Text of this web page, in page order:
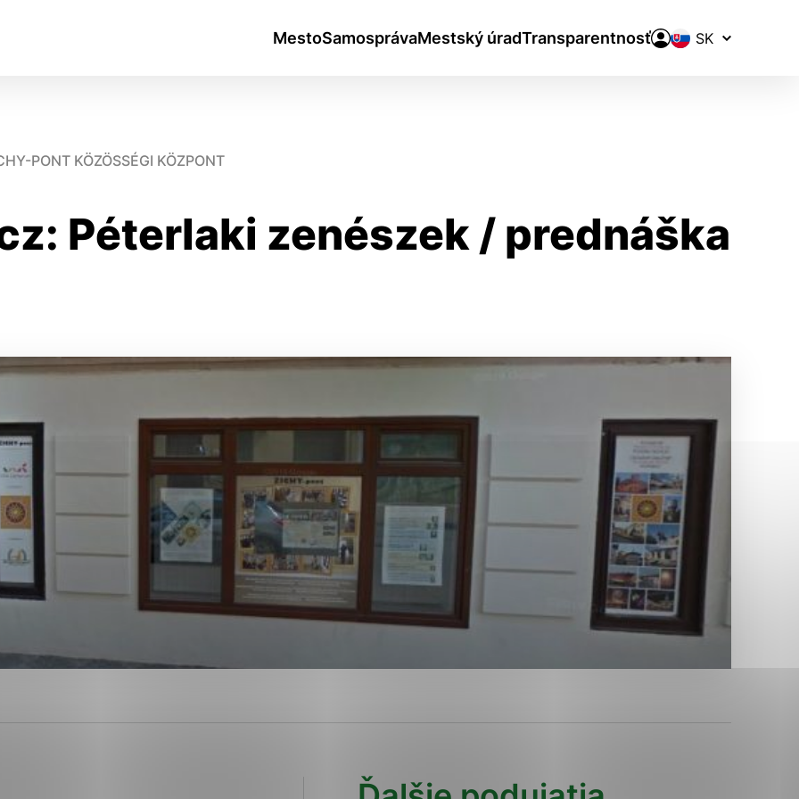
MestoSamosprávaMestský úradTransparentnosť
Prepínač
jazykov
PONT KÖZÖSSÉGI KÖZPONT
Péterlaki zenészek / prednáška
ktorú chcete povoliť
Analytické cookies
pre prevádzku nevyhnutné a pomáhajú urobiť webové stránky uplatniteľnými tým,
ako je navigácia na stránke a prístup k zabezpečeným oblastiam webovej
cookie nemôže web správne fungovať.
Analytické cookies
prevádzkovateľovi stránok pochopiť, ako návštevníci stránok stránku používajú,
a ponúknuť im lepšiu skúsenosť. Všetky dáta sa zbierajú anonymne a nie je
osobou.